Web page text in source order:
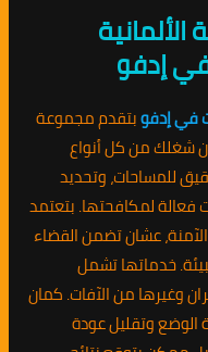
إدفو
في إدفوبتقدم مجموعة
شغلك من كل أنواع
للمساحات، وتحديد
فعالة لمكافحتها. بتعتمد
عشان تضمن القضاء
خدماتها تشمل
وغيرها من الآفات. كمان
الوضع وتقليل عودة